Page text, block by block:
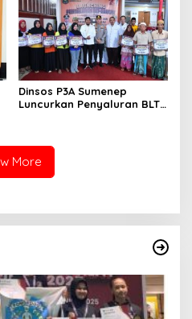
Dinsos P3A Sumenep
Luncurkan Penyaluran BLT
More